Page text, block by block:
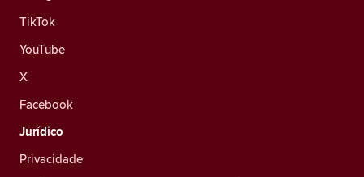
TikTok
YouTube
X
Facebook
Jurídico
Privacidade